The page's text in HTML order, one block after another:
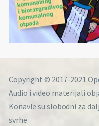
Copyright © 2017-2021
Audio i video materijali
Konavle su slobodni za
svrhe